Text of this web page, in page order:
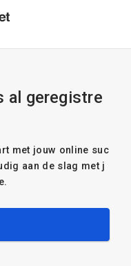
al geregistre
met jouw online suc
aan de slag met j